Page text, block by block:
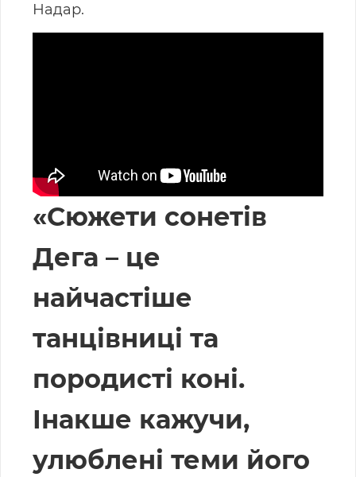
Надар.
«Сюжети сонетів
Дега – це
найчастіше
танцівниці та
породисті коні.
Інакше кажучи,
улюблені теми його